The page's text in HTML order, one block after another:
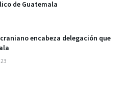
de Guatemala
encabeza delegación que